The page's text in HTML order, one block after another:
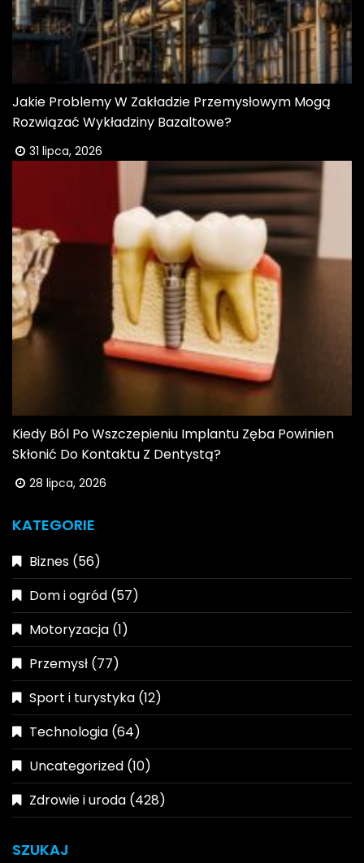
Jakie Problemy W Zakładzie Przemysłowym Mogą
Rozwiązać Wykładziny Bazaltowe?
31 lipca, 2026
Kiedy Ból Po Wszczepieniu Implantu Zęba Powinien
Skłonić Do Kontaktu Z Dentystą?
28 lipca, 2026
KATEGORIE
Biznes (56)
Dom i ogród (57)
Motoryzacja (1)
Przemysł (77)
Sport i turystyka (12)
Technologia (64)
Uncategorized (10)
Zdrowie i uroda (428)
SZUKAJ